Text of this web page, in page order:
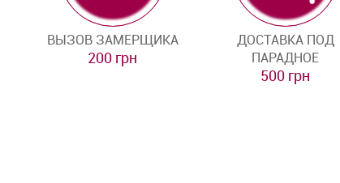
ВЫЗОВ ЗАМЕРЩИКА
200 грн
ДОСТАВКА ПОД
ПАРАДНОЕ
500 грн